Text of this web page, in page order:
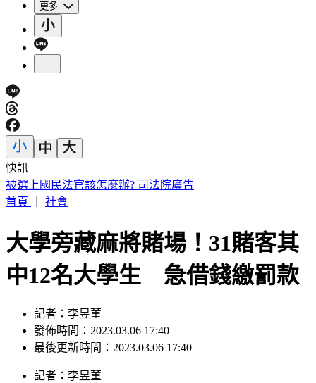
更多
快訊
快訊／財神爺不在家 威力彩頭獎、二獎雙槓龜
首頁
社會
大學旁藏麻將賭場！31賭客其
中12名大學生 急借錢繳罰款
記者：李昱菫
發佈時間：2023.03.06 17:40
最後更新時間：2023.03.06 17:40
記者 ： 李昱菫